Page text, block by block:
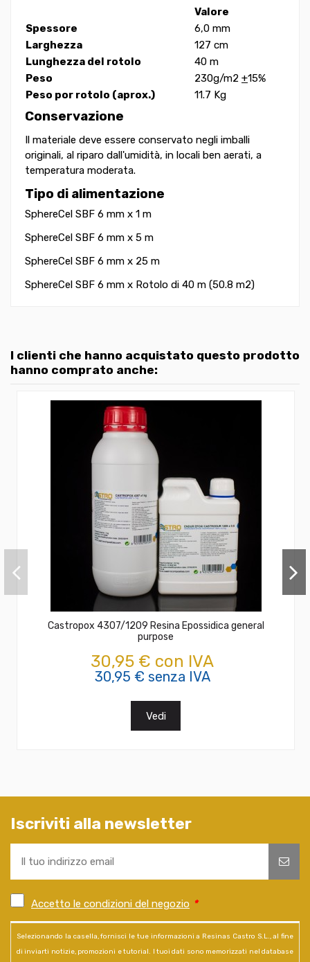
Valore
Spessore
6,0 mm
Larghezza
127 cm
Lunghezza del rotolo
40 m
Peso
230g/m2 +15%
Peso por rotolo (aprox.)
11.7 Kg
Conservazione
Il materiale deve essere conservato negli imballi
originali, al riparo dall'umidità, in locali ben aerati, a
temperatura moderata.
Tipo di alimentazione
SphereCel SBF 6 mm x 1 m
SphereCel SBF 6 mm x 5 m
SphereCel SBF 6 mm x 25 m
SphereCel SBF 6 mm x Rotolo di 40 m (50.8 m2)
I clienti che hanno acquistato questo prodotto
hanno comprato anche:
Castropox 4307/1209 Resina Epossidica general
purpose
30,95 € con IVA
30,95 € senza IVA
Vedi
Iscriviti alla newsletter
Accetto le condizioni del negozio *
Selezionando la casella, fornisci le tue informazioni a Resinas Castro S.L., al fine
di inviarti notizie, promozioni e tutorial. I tuoi dati sono memorizzati nel database